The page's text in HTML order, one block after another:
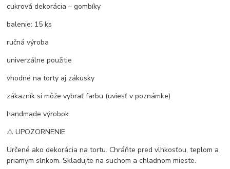
cukrová dekorácia – gombíky
balenie: 15 ks
ručná výroba
univerzálne použitie
vhodné na torty aj zákusky
zákazník si môže vybrať farbu (uviesť v poznámke)
handmade výrobok
⚠️ UPOZORNENIE
Určené ako dekorácia na tortu. Chráňte pred vlhkosťou, teplom a
priamym slnkom. Skladujte na suchom a chladnom mieste.